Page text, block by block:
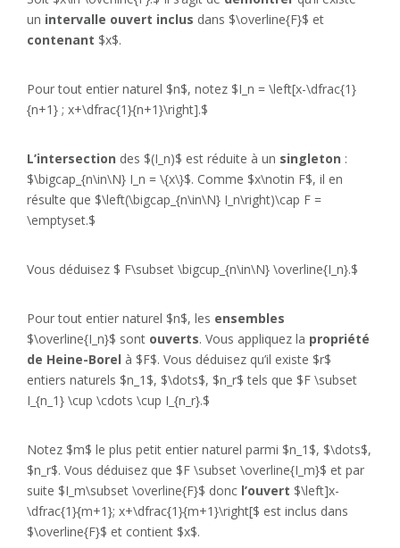
un intervalle ouvert inclus dans $\overline{F}$ et
contenant $x$.
Pour tout entier naturel $n$, notez $I_n = \left[x-\dfrac{1}
{n+1} ; x+\dfrac{1}{n+1}\right].$
L’intersection des $(I_n)$ est réduite à un singleton :
$\bigcap_{n\in\N} I_n = \{x\}$. Comme $x\notin F$, il en
résulte que $\left(\bigcap_{n\in\N} I_n\right)\cap F =
\emptyset.$
Vous déduisez $ F\subset \bigcup_{n\in\N} \overline{I_n}.$
Pour tout entier naturel $n$, les ensembles
$\overline{I_n}$ sont ouverts. Vous appliquez la propriété
de Heine-Borel à $F$. Vous déduisez qu’il existe $r$
entiers naturels $n_1$, $\dots$, $n_r$ tels que $F \subset
I_{n_1} \cup \cdots \cup I_{n_r}.$
Notez $m$ le plus petit entier naturel parmi $n_1$, $\dots$,
$n_r$. Vous déduisez que $F \subset \overline{I_m}$ et par
suite $I_m\subset \overline{F}$ donc l’ouvert $\left]x-
\dfrac{1}{m+1}; x+\dfrac{1}{m+1}\right[$ est inclus dans
$\overline{F}$ et contient $x$.